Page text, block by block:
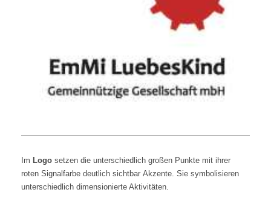
Im Logo setzen die unterschiedlich großen Punkte mit ihrer
roten Signalfarbe deutlich sichtbar Akzente. Sie symbolisieren
unterschiedlich dimensionierte Aktivitäten.